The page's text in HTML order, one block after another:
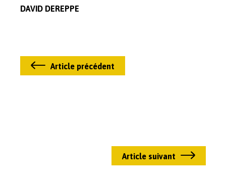
DAVID DEREPPE
Article précédent
Article suivant